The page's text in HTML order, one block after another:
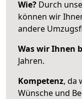
Wie? Durch
können wir
andere
Was wir Ihnen
Jahren.
Kompetenz, da
Wünsche und